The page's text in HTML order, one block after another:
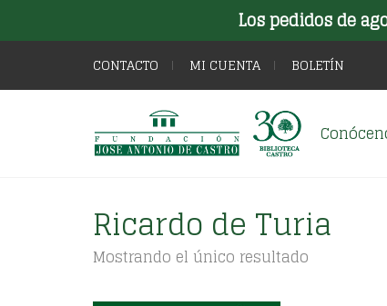
Los pedidos de
CONTACTO MI CUENTA BOLETÍN
Ricardo de Turia
Mostrando el único resultado